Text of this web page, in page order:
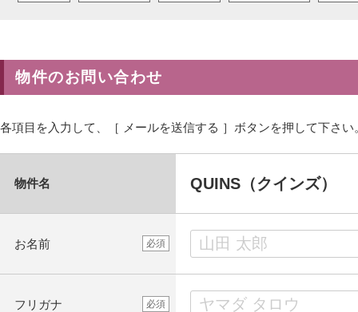
物件のお問い合わせ
各項目を入力して、［ メールを送信する ］ボタンを押して下さい
物件名 QUINS（クインズ）
お名前 必須
フリガナ 必須